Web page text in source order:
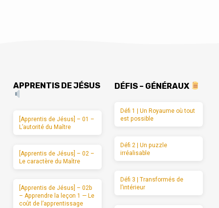
APPRENTIS DE JÉSUS
[Apprentis de Jésus] – 01 –
L’autorité du Maître
[Apprentis de Jésus] – 02 –
Le caractère du Maître
[Apprentis de Jésus] – 02b
– Apprendre la leçon 1 — Le
coût de l’apprentissage
DÉFIS – GÉNÉRAUX
Défi 1 | Un Royaume où tout
est possible
Défi 2 | Un puzzle
irréalisable
Défi 3 | Transformés de
l’intérieur